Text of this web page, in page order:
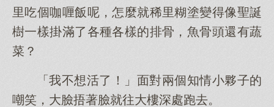
里吃個咖喱飯呢，怎麼就稀里糊塗變得像聖誕
樹一樣掛滿了各種各樣的排骨，魚骨頭還有蔬
菜？
「我不想活了！」面對兩個知情小夥子的
嘲笑，大臉捂著臉就往大樓深處跑去。